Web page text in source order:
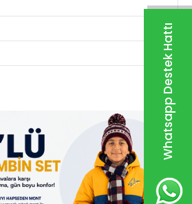
Whatsapp Destek Hattı